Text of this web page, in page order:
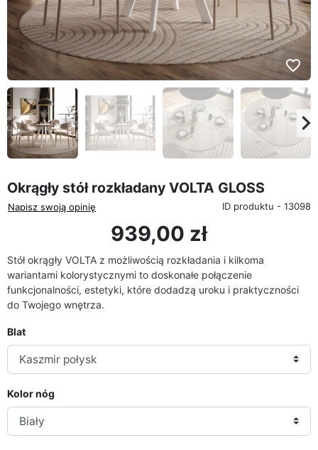
favorite_border
Poprzedni
Okrągły stół rozkładany VOLTA GLOSS
Napisz swoją opinię ID produktu - 13098
939,00 zł
Stół okrągły VOLTA z możliwością rozkładania i kilkoma
wariantami kolorystycznymi to doskonałe połączenie
funkcjonalności, estetyki, które dodadzą uroku i praktyczności
do Twojego wnętrza.
Blat
Kolor nóg